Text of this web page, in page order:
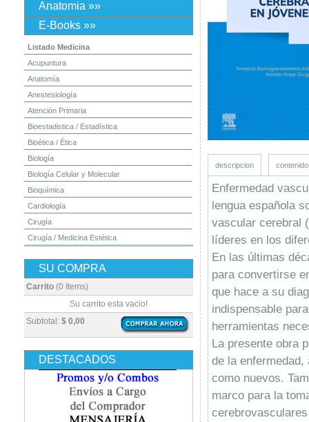
Anatomia »»
E-Books »»
Listado Medicina
Acupuntura
Anatomía
Anestesiología
Atención Primaria
Bioestadistica / Estadística
Bioética / Ética
Biología
Biología Celular y Molecular
Bioquímica
Cardiología
Cirugía
Cirugía / Medicina Estética
Dermatología
Diagnóstico por Imagen / Radiología
Embriología
Enfermería
Epidemiología
Farmacia / Farmacología
Fisiatría / Kinesiología
Fisiología / Fisiopatología
SU COMPRA
Carrito (0 Items)
Subtotal: $ 0,00
Su carrito esta vacio!
DESTACADOS
descripcion
Enfermedad
lengua española
vascular cerebral
líderes en los
En las últimas
para convertirse
que hace a su
indispensable
herramientas
La presente obra
de la
como nuevos.
marco para la